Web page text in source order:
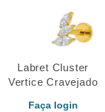
Labret Cluster
Vertice Cravejado
Faça login